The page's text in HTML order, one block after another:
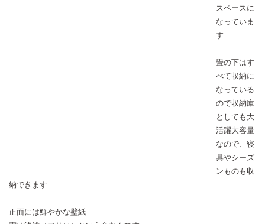
スペースに
なっていま
す
畳の下はす
べて収納に
なっている
ので収納庫
としても大
活躍大容量
なので、寝
具やシーズ
ンものも収
納できます
正面には鮮やかな壁紙